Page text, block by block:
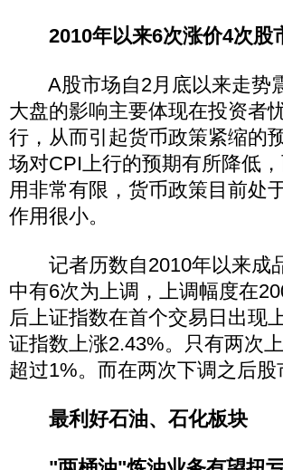
2010年以来6次涨价4次股
A股市场自2月底以来走势
大盘的影响主要体现在投资者
行，从而引起货币政策紧缩的
场对CPI上行的预期有所降低
用非常有限，货币政策目前处
作用很小。
记者历数自2010年以来成
中有6次为上调，上调幅度在
后上证指数在首个交易日出现
证指数上涨2.43%。只有两次
超过1%。而在两次下调之后
最利好石油、石化板块